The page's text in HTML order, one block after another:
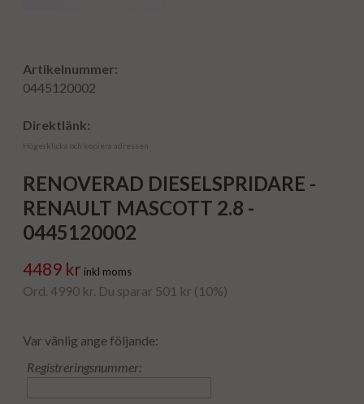
Artikelnummer:
0445120002
Direktlänk:
Högerklicka och kopiera adressen
RENOVERAD DIESELSPRIDARE -
RENAULT MASCOTT 2.8 -
0445120002
4489 kr inkl moms
Ord. 4990 kr. Du sparar 501 kr (10%)
Var vänlig ange följande:
Registreringsnummer: